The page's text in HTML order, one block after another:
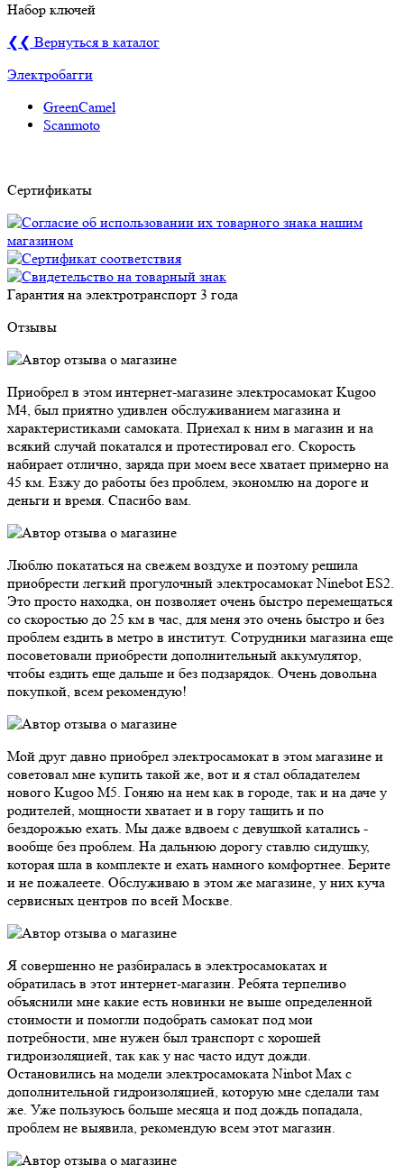
Набор ключей
❮❮ Вернуться в каталог
Электробагги
GreenCamel
Scanmoto
Сертификаты
Гарантия на электротранспорт 3 года
Отзывы
Приобрел в этом интернет-магазине электросамокат Kugoo
M4, был приятно удивлен обслуживанием магазина и
характеристиками самоката. Приехал к ним в магазин и на
всякий случай покатался и протестировал его. Скорость
набирает отлично, заряда при моем весе хватает примерно на
45 км. Езжу до работы без проблем, экономлю на дороге и
деньги и время. Спасибо вам.
Люблю покататься на свежем воздухе и поэтому решила
приобрести легкий прогулочный электросамокат Ninebot ES2.
Это просто находка, он позволяет очень быстро перемещаться
со скоростью до 25 км в час, для меня это очень быстро и без
проблем ездить в метро в институт. Сотрудники магазина еще
посоветовали приобрести дополнительный аккумулятор,
чтобы ездить еще дальше и без подзарядок. Очень довольна
покупкой, всем рекомендую!
Мой друг давно приобрел электросамокат в этом магазине и
советовал мне купить такой же, вот и я стал обладателем
нового Kugoo M5. Гоняю на нем как в городе, так и на даче у
родителей, мощности хватает и в гору тащить и по
бездорожью ехать. Мы даже вдвоем с девушкой катались -
вообще без проблем. На дальнюю дорогу ставлю сидушку,
которая шла в комплекте и ехать намного комфортнее. Берите
и не пожалеете. Обслуживаю в этом же магазине, у них куча
сервисных центров по всей Москве.
Я совершенно не разбиралась в электросамокатах и
обратилась в этот интернет-магазин. Ребята терпеливо
объяснили мне какие есть новинки не выше определенной
стоимости и помогли подобрать самокат под мои
потребности, мне нужен был транспорт с хорошей
гидроизоляцией, так как у нас часто идут дожди.
Остановились на модели электросамоката Ninbot Max с
дополнительной гидроизоляцией, которую мне сделали там
же. Уже пользуюсь больше месяца и под дождь попадала,
проблем не выявила, рекомендую всем этот магазин.